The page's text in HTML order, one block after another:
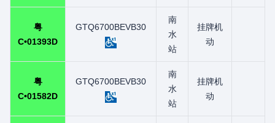
粤
C•01393D
GTQ6700BEVB30
南
水
站
挂牌机
动
粤
C•01582D
GTQ6700BEVB30
南
水
站
挂牌机
动